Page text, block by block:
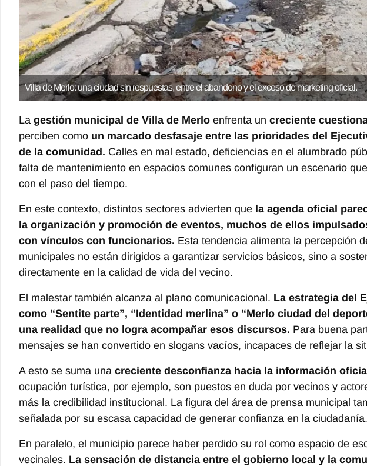
Villa de Merlo: una ciudad sin respuestas, entre el abandono y el exceso de marketing oficial.
La gestión municipal de Villa de Merlo enfrenta un creciente
perciben como un marcado desfasaje entre las prioridades del
de la comunidad. Calles en mal estado, deficiencias en el alumbrado
falta de mantenimiento en espacios comunes configuran un escenario
con el paso del tiempo.
En este contexto, distintos sectores advierten que la agenda oficial
la organización y promoción de eventos, muchos de ellos
con vínculos con funcionarios. Esta tendencia alimenta la percepción
municipales no están dirigidos a garantizar servicios básicos, sino a
directamente en la calidad de vida del vecino.
El malestar también alcanza al plano comunicacional. La estrategia del
como “Sentite parte”, “Identidad merlina” o “Merlo ciudad del
una realidad que no logra acompañar esos discursos. Para buena
mensajes se han convertido en slogans vacíos, incapaces de reflejar la
A esto se suma una creciente desconfianza hacia la información
ocupación turística, por ejemplo, son puestos en duda por vecinos y
más la credibilidad institucional. La figura del área de prensa municipal
señalada por su escasa capacidad de generar confianza en la ciudadanía.
En paralelo, el municipio parece haber perdido su rol como espacio de
vecinales. La sensación de distancia entre el gobierno local y la